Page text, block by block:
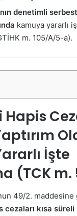
denetimli
kamuya yararlı
m. 105/A/5-a).
Hapis
İşte
(TCK
49/2. maddesine
kısa süreli